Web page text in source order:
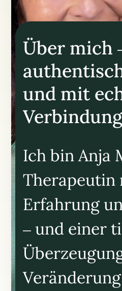
Über mich
und mit
Ich bin Anja
Therapeutin
Erfahrung
– und einer